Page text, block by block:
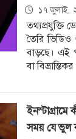
১৭ জুলাই,
তথ্যপ্রযুক্তি
তৈরি ভিডিও
বাড়ছে। এই
বা
সময় যে ভুল